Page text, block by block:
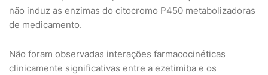
não induz as enzimas do citocromo P450 metabolizadoras
de medicamento.
Não foram observadas interações farmacocinéticas
clinicamente significativas entre a ezetimiba e os